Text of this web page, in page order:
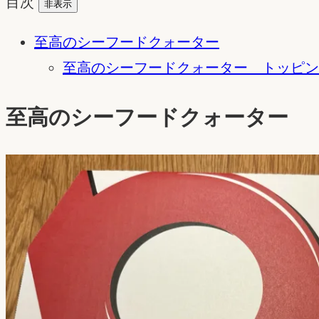
非表示
至高のシーフードクォーター
至高のシーフードクォーター トッピ
至高のシーフードクォーター